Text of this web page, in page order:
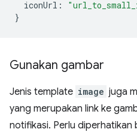
iconUrl :
}
Gunakan gambar
Jenis template image juga
yang merupakan link ke
notifikasi. Perlu diperhatikan